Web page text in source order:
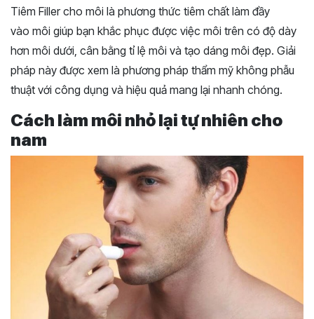
Tiêm Filler cho môi là phương thức tiêm chất làm đầy
vào môi giúp bạn khắc phục được việc môi trên có độ dày
hơn môi dưới, cân bằng tỉ lệ môi và tạo dáng môi đẹp. Giải
pháp này được xem là phương pháp thẩm mỹ không phẫu
thuật với công dụng và hiệu quả mang lại nhanh chóng.
Cách làm môi nhỏ lại tự nhiên cho
nam